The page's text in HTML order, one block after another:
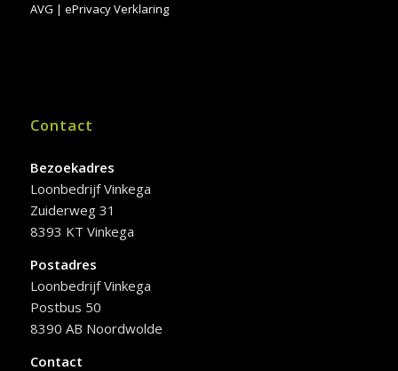
AVG | ePrivacy Verklaring
Contact
Bezoekadres
Loonbedrijf Vinkega
Zuiderweg 31
8393 KT Vinkega
Postadres
Loonbedrijf Vinkega
Postbus 50
8390 AB Noordwolde
Contact